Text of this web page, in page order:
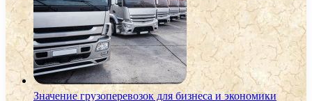
Значение грузоперевозок для бизнеса и экономики